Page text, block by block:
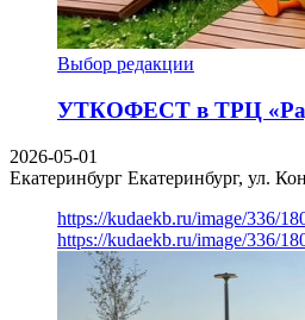
Выбор редакции
УТКОФЕСТ в ТРЦ
2026-05-01
Екатеринбург Екатеринбург, ул.
https://kudaekb.ru/image/336/
https://kudaekb.ru/image/336/